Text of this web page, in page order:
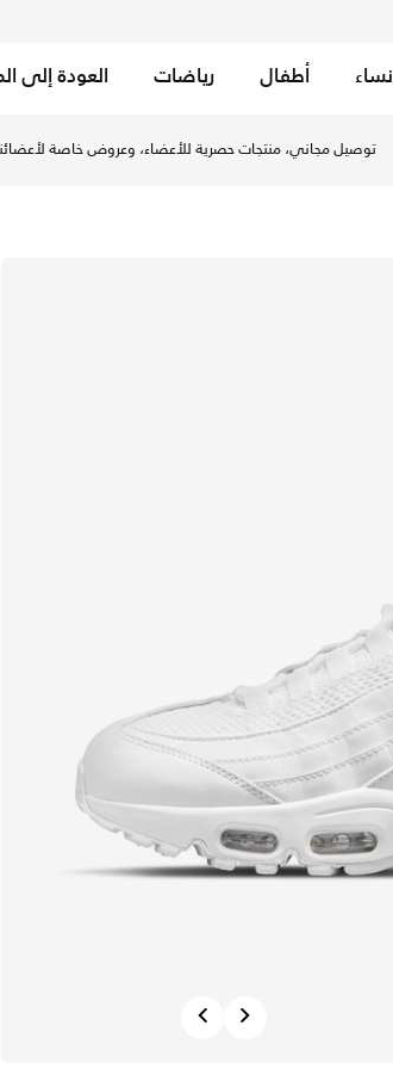
نساء أطفال رياضات العودة إلى
توصيل مجاني، منتجات حصرية للأعضاء، وعروض خاصة
Next